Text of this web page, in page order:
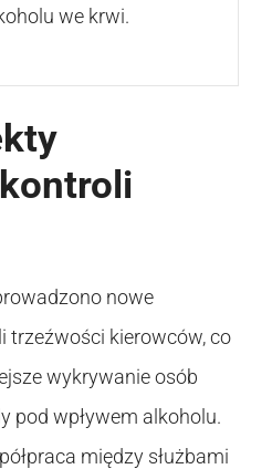
we krwi.
nowe
trzeźwości kierowców, co
wykrywanie osób
pod wpływem alkoholu.
między służbami